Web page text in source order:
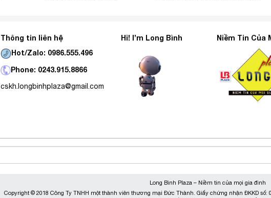
Thông tin liên hệ
Hot/Zalo: 0986.555.496
Phone: 0243.915.8866
cskh.longbinhplaza@gmail.com
Hi! I’m Long Bình Niềm Tin Của
Long Bình Plaza – Niềm tin của mọi gia đình
Copyright © 2018 Công Ty TNHH một thành viên thương mại Đức Thành. Giấy chứng nhận ĐKKD số: